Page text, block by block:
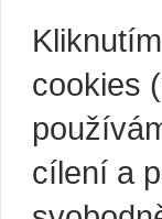
cookies
cílení a